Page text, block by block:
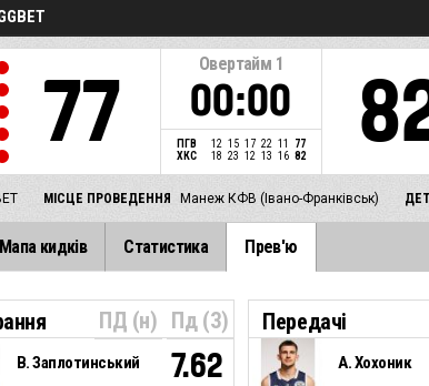
77
Овертайм 1
00:00
ПГВ 12 15 17 22 11
77
ХКС
18 23 12 13 16 82
МІСЦЕ ПРОВЕДЕННЯ Манеж КФВ (Івано-Франківськ)
Мапа кидків Статистика Прев'ю
ПД (н) Пд (З)
В. Заплотинський 7.62
Передачі
А. Хохоник